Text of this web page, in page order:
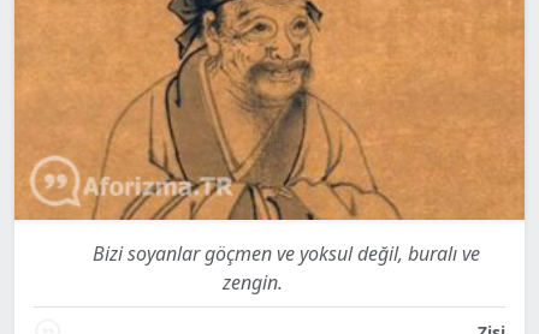
Bizi soyanlar göçmen ve yoksul değil, buralı ve
zengin.